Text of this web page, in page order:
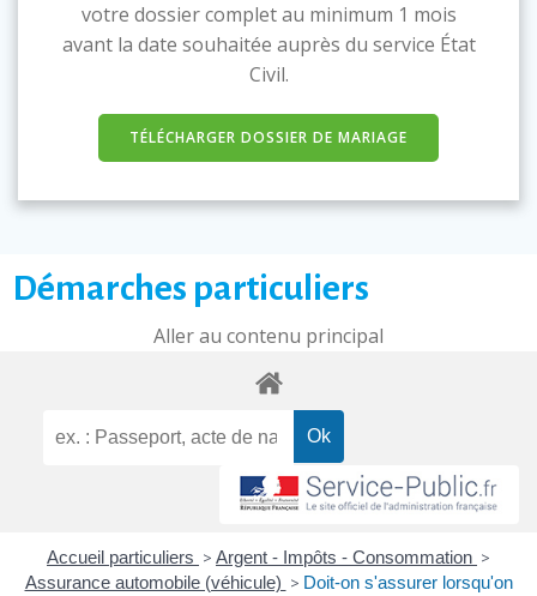
votre dossier complet au minimum 1 mois
avant la date souhaitée auprès du service État
Civil.
TÉLÉCHARGER DOSSIER DE MARIAGE
Démarches particuliers
Aller au contenu principal
Accueil particuliers > Argent - Impôts - Consommation >
Assurance automobile (véhicule) > Doit-on s'assurer lorsqu'on